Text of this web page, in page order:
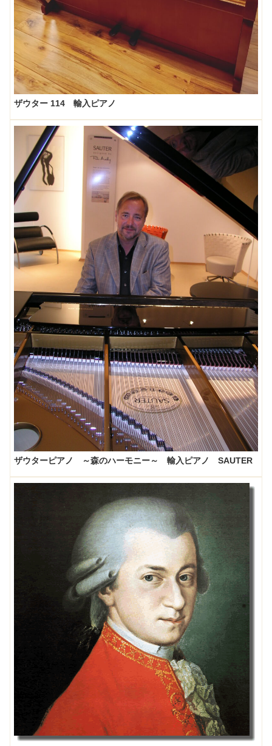
ザウター 114 輸入ピアノ
ザウターピアノ ～森のハーモニー～ 輸入ピアノ SAUTER